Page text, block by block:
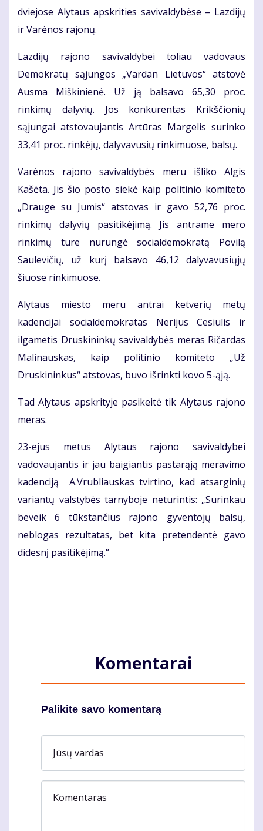
dviejose Alytaus apskrities savivaldybėse – Lazdijų
ir Varėnos rajonų.
Lazdijų rajono savivaldybei toliau vadovaus
Demokratų sąjungos „Vardan Lietuvos“ atstovė
Ausma Miškinienė. Už ją balsavo 65,30 proc.
rinkimų dalyvių. Jos konkurentas Krikščionių
sąjungai atstovaujantis Artūras Margelis surinko
33,41 proc. rinkėjų, dalyvavusių rinkimuose, balsų.
Varėnos rajono savivaldybės meru išliko Algis
Kašėta. Jis šio posto siekė kaip politinio komiteto
„Drauge su Jumis“ atstovas ir gavo 52,76 proc.
rinkimų dalyvių pasitikėjimą. Jis antrame mero
rinkimų ture nurungė socialdemokratą Povilą
Saulevičių, už kurį balsavo 46,12 dalyvavusiųjų
šiuose rinkimuose.
Alytaus miesto meru antrai ketverių metų
kadencijai socialdemokratas Nerijus Cesiulis ir
ilgametis Druskininkų savivaldybės meras Ričardas
Malinauskas, kaip politinio komiteto „Už
Druskininkus“ atstovas, buvo išrinkti kovo 5-ąją.
Tad Alytaus apskrityje pasikeitė tik Alytaus rajono
meras.
23-ejus metus Alytaus rajono savivaldybei
vadovaujantis ir jau baigiantis pastarąją meravimo
kadenciją A.Vrubliauskas tvirtino, kad atsarginių
variantų valstybės tarnyboje neturintis: „Surinkau
beveik 6 tūkstančius rajono gyventojų balsų,
neblogas rezultatas, bet kita pretendentė gavo
didesnį pasitikėjimą.“
Komentarai
Palikite savo komentarą
Jūsų vardas
Komentaras